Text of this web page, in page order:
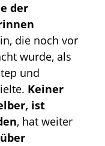
der
die noch vor
wurde, als
und
Keiner
ist
, hat weiter
über